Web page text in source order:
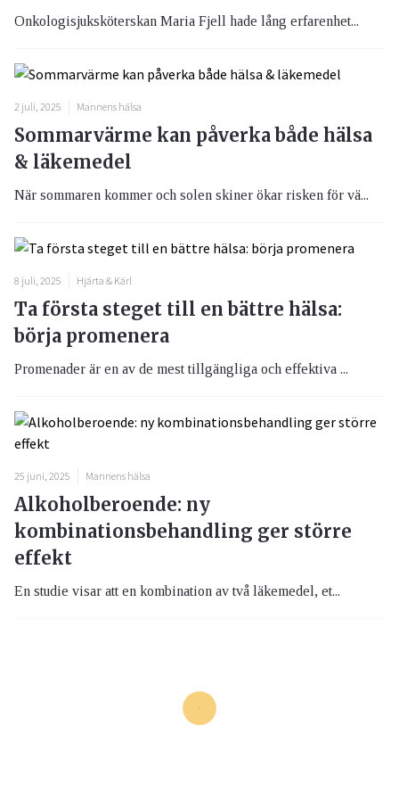
Onkologisjuksköterskan Maria Fjell hade lång erfarenhet...
2 juli, 2025 Mannens hälsa
Sommarvärme kan påverka både hälsa
& läkemedel
När sommaren kommer och solen skiner ökar risken för vä...
8 juli, 2025 Hjärta & Kärl
Ta första steget till en bättre hälsa:
börja promenera
Promenader är en av de mest tillgängliga och effektiva ...
25 juni, 2025 Mannens hälsa
Alkoholberoende: ny
kombinationsbehandling ger större
effekt
En studie visar att en kombination av två läkemedel, et...